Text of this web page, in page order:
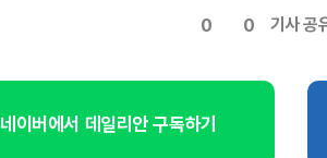
0 0 기사 공
네이버에서 데일리안 구독하기